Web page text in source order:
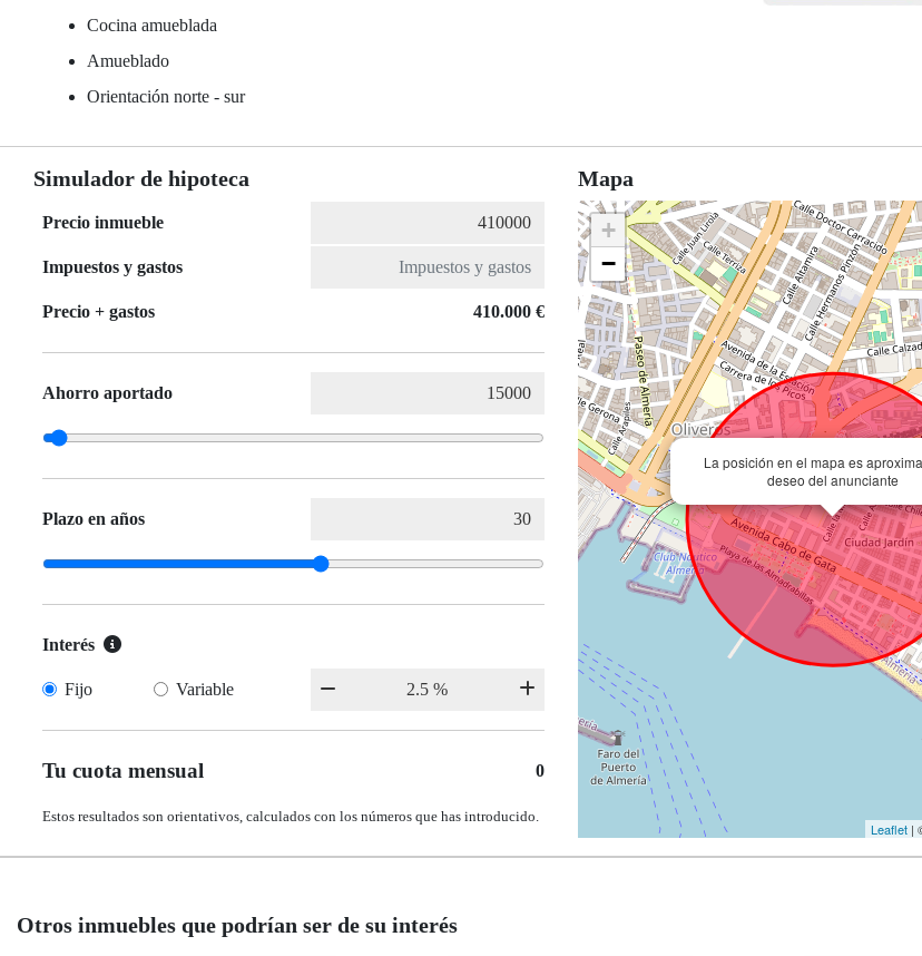
Cocina amueblada
Amueblado
Orientación norte - sur
Simulador de hipoteca
Precio inmueble
Impuestos y gastos
Precio + gastos 410.000 €
Ahorro aportado
Plazo en años
Interés
Fijo Variable
Tu cuota mensual 0
Estos resultados son orientativos, calculados con los números que has introducido.
Mapa
La posición en el mapa es
deseo del anunciante
+
−
Leaflet |
Otros inmuebles que podrían ser de su interés